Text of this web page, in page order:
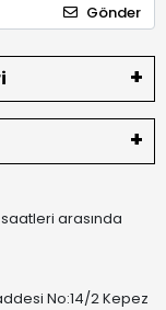
Gönder
arasında
No:14/2 Kepez